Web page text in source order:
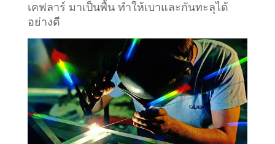
เคฟลาร์ มาเป็นพื้น ทำให้เบาและกันทะลุได้
อย่างดี